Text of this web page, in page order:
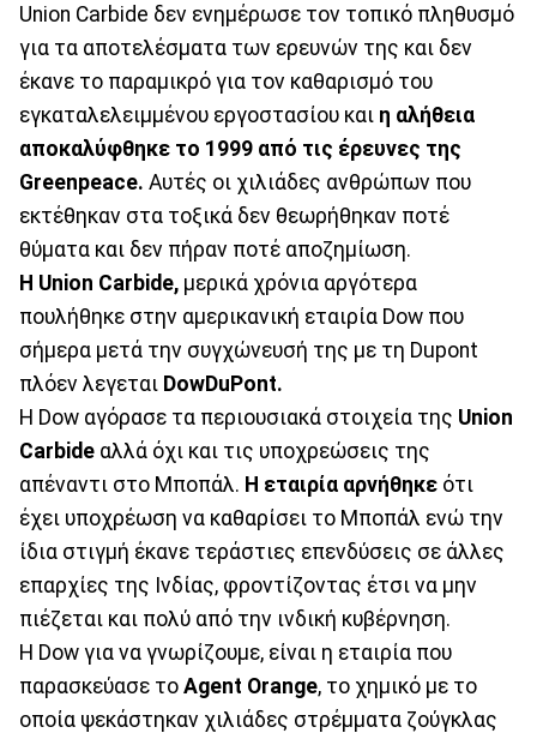
Union Carbide δεν ενημέρωσε τον τοπικό πληθυσμό
για τα αποτελέσματα των ερευνών της και δεν
έκανε το παραμικρό για τον καθαρισμό του
εγκαταλελειμμένου εργοστασίου και η αλήθεια
αποκαλύφθηκε το 1999 από τις έρευνες της
Greenpeace. Αυτές οι χιλιάδες ανθρώπων που
εκτέθηκαν στα τοξικά δεν θεωρήθηκαν ποτέ
θύματα και δεν πήραν ποτέ αποζημίωση.
Η Union Carbide, μερικά χρόνια αργότερα
πουλήθηκε στην αμερικανική εταιρία Dow που
σήμερα μετά την συγχώνευσή της με τη Dupont
πλόεν λεγεται DowDuPont.
H Dow αγόρασε τα περιουσιακά στοιχεία της Union
Carbide αλλά όχι και τις υποχρεώσεις της
απέναντι στο Μποπάλ. Η εταιρία αρνήθηκε ότι
έχει υποχρέωση να καθαρίσει το Μποπάλ ενώ την
ίδια στιγμή έκανε τεράστιες επενδύσεις σε άλλες
επαρχίες της Ινδίας, φροντίζοντας έτσι να μην
πιέζεται και πολύ από την ινδική κυβέρνηση.
Η Dow για να γνωρίζουμε, είναι η εταιρία που
παρασκεύασε το Agent Orange, το χημικό με το
οποία ψεκάστηκαν χιλιάδες στρέμματα ζούγκλας